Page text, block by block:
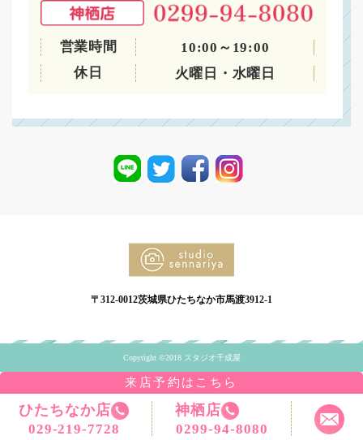
営業時間
10:00～19:00
休日
火曜日・水曜日
〒312-0012茨城県ひたちなか市馬渡3912-1
Copyright ©2018 スタジオ千成屋
来店予約はこちら
ひたちなか店
029-219-7728
神栖店
0299-94-8080